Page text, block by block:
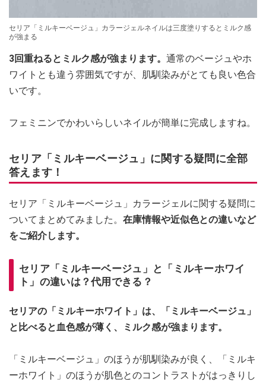
セリア「ミルキーベージュ」カラージェルネイルは三度塗りするとミルク感
が強まる
3回重ねるとミルク感が強まります。 通常のベージュやホ
ワイトとも違う雰囲気ですが、肌馴染みがとても良い色合
いです。
フェミニンでかわいらしいネイルが簡単に完成しますね。
セリア「ミルキーベージュ」に関する疑問に全部
答えます！
セリア「ミルキーベージュ」カラージェルに関する疑問に
ついてまとめてみました。 在庫情報や近似色との違いなど
をご紹介します。
セリア「ミルキーベージュ」と「ミルキーホワイ
ト」の違いは？代用できる？
セリアの「ミルキーホワイト」は、「ミルキーベージュ」
と比べると血色感が薄く、ミルク感が強まります。
「ミルキーベージュ」のほうが肌馴染みが良く、「ミルキ
ーホワイト」のほうが肌色とのコントラストがはっきりし